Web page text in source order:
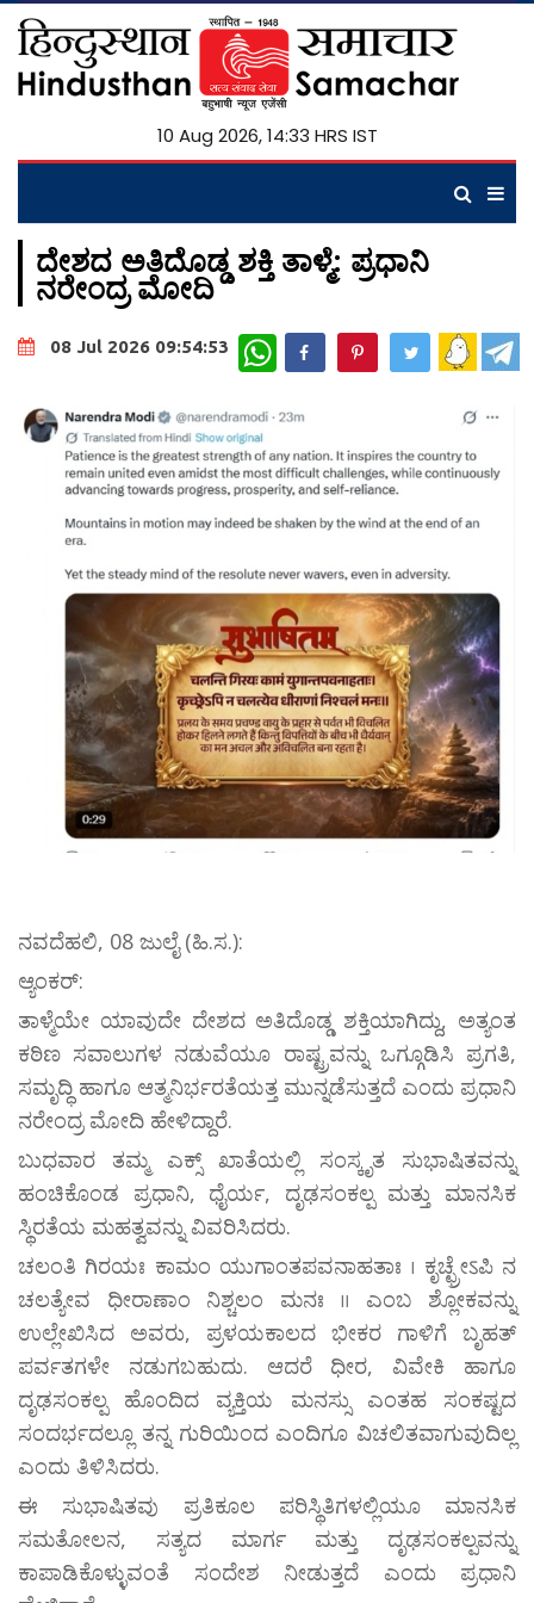
10 Aug 2026, 14:33 HRS IST
ದೇಶದ ಅತಿದೊಡ್ಡ ಶಕ್ತಿ ತಾಳ್ಮೆ: ಪ್ರಧಾನಿ
ನರೇಂದ್ರ ಮೋದಿ
08 Jul 2026 09:54:53 WhatsApp
ನವದೆಹಲಿ, 08 ಜುಲೈ (ಹಿ.ಸ.):
ಆ್ಯಂಕರ್:
ತಾಳ್ಮೆಯೇ ಯಾವುದೇ ದೇಶದ ಅತಿದೊಡ್ಡ ಶಕ್ತಿಯಾಗಿದ್ದು, ಅತ್ಯಂತ
ಕಠಿಣ ಸವಾಲುಗಳ ನಡುವೆಯೂ ರಾಷ್ಟ್ರವನ್ನು ಒಗ್ಗೂಡಿಸಿ ಪ್ರಗತಿ,
ಸಮೃದ್ಧಿ ಹಾಗೂ ಆತ್ಮನಿರ್ಭರತೆಯತ್ತ ಮುನ್ನಡೆಸುತ್ತದೆ ಎಂದು ಪ್ರಧಾನಿ
ನರೇಂದ್ರ ಮೋದಿ ಹೇಳಿದ್ದಾರೆ.
ಬುಧವಾರ ತಮ್ಮ ಎಕ್ಸ್ ಖಾತೆಯಲ್ಲಿ ಸಂಸ್ಕೃತ ಸುಭಾಷಿತವನ್ನು
ಹಂಚಿಕೊಂಡ ಪ್ರಧಾನಿ, ಧೈರ್ಯ, ದೃಢಸಂಕಲ್ಪ ಮತ್ತು ಮಾನಸಿಕ
ಸ್ಥಿರತೆಯ ಮಹತ್ವವನ್ನು ವಿವರಿಸಿದರು.
ಚಲಂತಿ ಗಿರಯಃ ಕಾಮಂ ಯುಗಾಂತಪವನಾಹತಾಃ । ಕೃಚ್ಛ್ರೇऽಪಿ ನ
ಚಲತ್ಯೇವ ಧೀರಾಣಾಂ ನಿಶ್ಚಲಂ ಮನಃ ॥ ಎಂಬ ಶ್ಲೋಕವನ್ನು
ಉಲ್ಲೇಖಿಸಿದ ಅವರು, ಪ್ರಳಯಕಾಲದ ಭೀಕರ ಗಾಳಿಗೆ ಬೃಹತ್
ಪರ್ವತಗಳೇ ನಡುಗಬಹುದು. ಆದರೆ ಧೀರ, ವಿವೇಕಿ ಹಾಗೂ
ದೃಢಸಂಕಲ್ಪ ಹೊಂದಿದ ವ್ಯಕ್ತಿಯ ಮನಸ್ಸು ಎಂತಹ ಸಂಕಷ್ಟದ
ಸಂದರ್ಭದಲ್ಲೂ ತನ್ನ ಗುರಿಯಿಂದ ಎಂದಿಗೂ ವಿಚಲಿತವಾಗುವುದಿಲ್ಲ
ಎಂದು ತಿಳಿಸಿದರು.
ಈ ಸುಭಾಷಿತವು ಪ್ರತಿಕೂಲ ಪರಿಸ್ಥಿತಿಗಳಲ್ಲಿಯೂ ಮಾನಸಿಕ
ಸಮತೋಲನ, ಸತ್ಯದ ಮಾರ್ಗ ಮತ್ತು ದೃಢಸಂಕಲ್ಪವನ್ನು
ಕಾಪಾಡಿಕೊಳ್ಳುವಂತೆ ಸಂದೇಶ ನೀಡುತ್ತದೆ ಎಂದು ಪ್ರಧಾನಿ